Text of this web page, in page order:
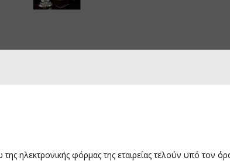
ηλεκτρονικής φόρμας της εταιρείας τελούν υπό τον